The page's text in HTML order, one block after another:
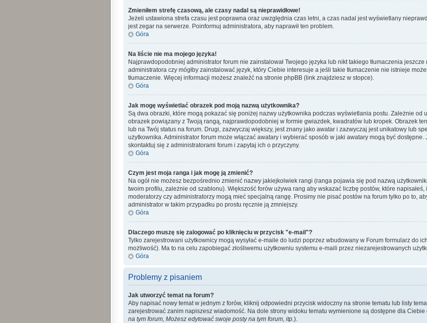
Zmieniłem strefę czasową, ale czasy nadal są nieprawidłowe!
Jeżeli ustawiona strefa czasu jest poprawna oraz uwzględnia czas letni, a czas nadal jest wyświetlany
jest zegar na serwerze. Poinformuj administratora, aby naprawił ten problem.
Góra
Na liście nie ma mojego języka!
Najprawdopodobniej administrator forum nie zainstalował Twojego języka lub nikt takiego tłumaczenia jeszcze
administratora czy mógłby zainstalować język, który Ciebie interesuje a jeśli takie tłumaczenie nie istnieje
tłumaczenie. Więcej informacji możesz znaleźć na stronie phpBB (link znajdziesz w stopce).
Góra
Jak mogę wyświetlać obrazek pod moją nazwą użytkownika?
Są dwa obrazki, które mogą pokazać się poniżej nazwy użytkownika podczas wyświetlania postu. Zależnie od
obrazek powiązany z Twoją rangą, najprawdopodobniej w formie gwiazdek, kwadratów lub kropek. Obrazek
lub na Twój status na forum. Drugi, zazwyczaj większy, jest znany jako awatar i zazwyczaj jest unikatowy lub
użytkownika. Administrator forum może włączać awatary i wybierać sposób w jaki awatary mogą być
skontaktuj się z administratorami forum i zapytaj ich o przyczyny.
Góra
Czym jest moja ranga i jak mogę ją zmienić?
Na ogół nie możesz bezpośrednio zmienić nazwy jakiejkolwiek rangi (ranga pojawia się pod nazwą
twoim profilu, zależnie od szablonu). Większość forów używa rang aby wskazać liczbę postów, które
moderatorzy czy administratorzy mogą mieć specjalną rangę. Prosimy nie pisać postów na forum tylko po to,
administrator w takim przypadku po prostu ręcznie ją zmniejszy.
Góra
Dlaczego muszę się zalogować po kliknięciu w przycisk "e-mail"?
Tylko zarejestrowani użytkownicy mogą wysyłać e-maile do ludzi poprzez wbudowany w Forum formularz do
możliwość). Ma to na celu zapobiegać złośliwemu użytkowniu systemu e-maili przez niezarejestrowanych
Góra
Problemy z pisaniem
Jak utworzyć temat na forum?
Aby napisać nowy temat w jednym z forów, kliknij odpowiedni przycisk widoczny na stronie tematu lub listy
zarejestrować zanim napiszesz wiadomość. Na dole strony widoku tematu wymienione są dostępne dla Ciebie
na tym forum, Możesz edytować swoje posty na tym forum, itp.).